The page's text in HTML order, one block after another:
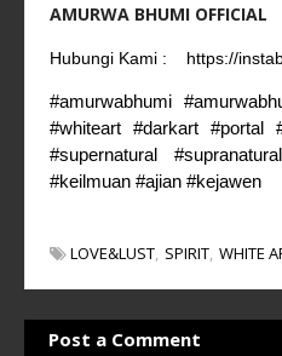
AMURWA BHUMI OFFICIAL
Hubungi Kami : https://
#amurwabhumi
#whiteart #darkart #portal
#supernatural
#keilmuan #ajian #kejawen
LOVE&LUST SPIRIT WHITE
Post a Comment